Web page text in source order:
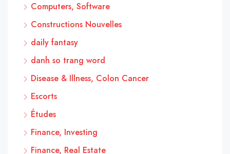
Computers, Software
Constructions Nouvelles
daily fantasy
danh so trang word
Disease & Illness, Colon Cancer
Escorts
Études
Finance, Investing
Finance, Real Estate